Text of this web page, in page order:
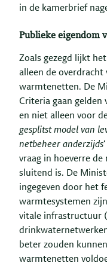
in de kamerbrief
Publieke eigendom
Zoals gezegd lijkt
alleen de overdracht
warmtenetten. De
Criteria gaan gelden
en niet alleen voor
gesplitst model van
netbeheer anderzijds
vraag in hoeverre
sluitend is. De
ingegeven door het
warmtesystemen
vitale infrastructuur
beter zouden
warmtenetten